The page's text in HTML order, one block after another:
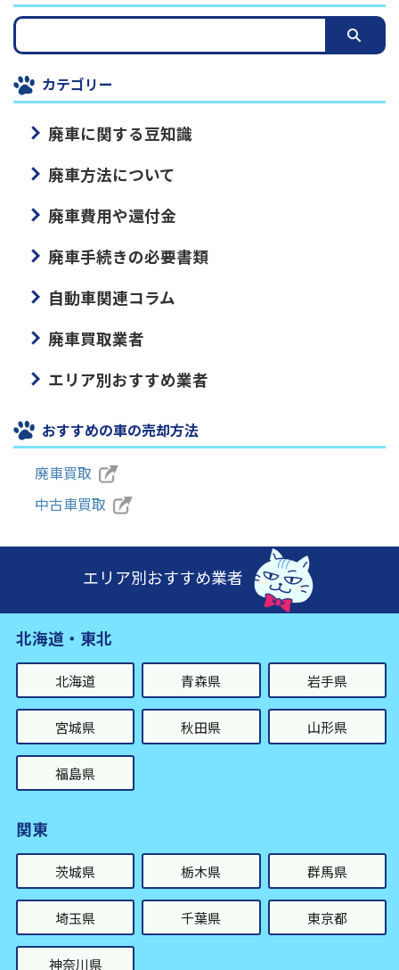
カテゴリー
廃車に関する豆知識
廃車方法について
廃車費用や還付金
廃車手続きの必要書類
自動車関連コラム
廃車買取業者
エリア別おすすめ業者
おすすめの車の売却方法
廃車買取
中古車買取
エリア別おすすめ業者
北海道・東北
北海道 青森県 岩手県
宮城県 秋田県 山形県
福島県
関東
茨城県 栃木県 群馬県
埼玉県 千葉県 東京都
神奈川県